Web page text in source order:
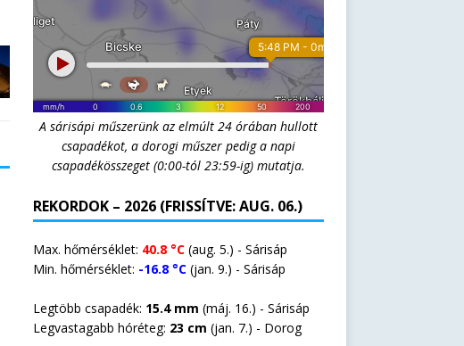
A sárisápi műszerünk az elmúlt 24 órában hullott
csapadékot, a dorogi műszer pedig a napi
csapadékösszeget (0:00-tól 23:59-ig) mutatja.
REKORDOK – 2026 (FRISSÍTVE: AUG. 06.)
Max. hőmérséklet: 40.8 °C(aug. 5.) - Sárisáp
Min. hőmérséklet: -16.8 °C(jan. 9.) - Sárisáp
Legtöbb csapadék: 15.4 mm (máj. 16.) - Sárisáp
Legvastagabb hóréteg: 23 cm (jan. 7.) - Dorog